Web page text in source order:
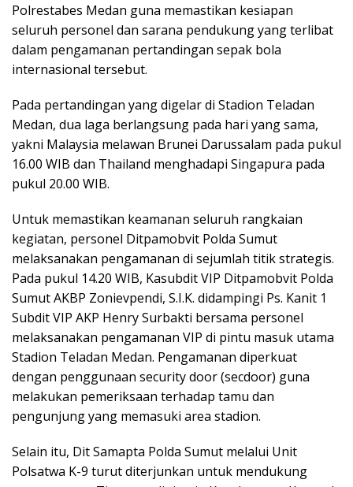
Polrestabes Medan guna memastikan kesiapan
seluruh personel dan sarana pendukung yang terlibat
dalam pengamanan pertandingan sepak bola
internasional tersebut.
Pada pertandingan yang digelar di Stadion Teladan
Medan, dua laga berlangsung pada hari yang sama,
yakni Malaysia melawan Brunei Darussalam pada pukul
16.00 WIB dan Thailand menghadapi Singapura pada
pukul 20.00 WIB.
Untuk memastikan keamanan seluruh rangkaian
kegiatan, personel Ditpamobvit Polda Sumut
melaksanakan pengamanan di sejumlah titik strategis.
Pada pukul 14.20 WIB, Kasubdit VIP Ditpamobvit Polda
Sumut AKBP Zonievpendi, S.I.K. didampingi Ps. Kanit 1
Subdit VIP AKP Henry Surbakti bersama personel
melaksanakan pengamanan VIP di pintu masuk utama
Stadion Teladan Medan. Pengamanan diperkuat
dengan penggunaan security door (secdoor) guna
melakukan pemeriksaan terhadap tamu dan
pengunjung yang memasuki area stadion.
Selain itu, Dit Samapta Polda Sumut melalui Unit
Polsatwa K-9 turut diterjunkan untuk mendukung